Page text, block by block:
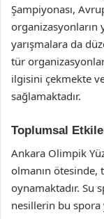
Şampiyonası,
organizasyonların
yarışmalara da
tür
ilgisini çekmekte ve
sağlamaktadır.
Toplumsal
Ankara Olimpik
olmanın
oynamaktadır. Su
nesillerin bu spora